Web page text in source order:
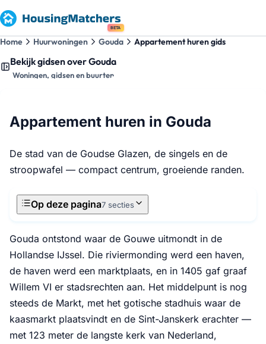
BETA
Home Huurwoningen Gouda Appartement huren gids
Bekijk gidsen over Gouda
Woningen, gidsen en buurten
Appartement huren in Gouda
De stad van de Goudse Glazen, de singels en de
stroopwafel — compact centrum, groeiende randen.
Op deze pagina7 secties
Gouda ontstond waar de Gouwe uitmondt in de
Hollandse IJssel. Die riviermonding werd een haven,
de haven werd een marktplaats, en in 1405 gaf graaf
Willem VI er stadsrechten aan. Het middelpunt is nog
steeds de Markt, met het gotische stadhuis waar de
kaasmarkt plaatsvindt en de Sint-Janskerk erachter —
met 123 meter de langste kerk van Nederland,